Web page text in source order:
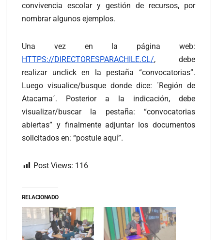
convivencia escolar y gestión de recursos, por
nombrar algunos ejemplos.
Una vez en la página web:
HTTPS://DIRECTORESPARACHILE.CL/, debe
realizar unclick en la pestaña “convocatorias”.
Luego visualice/busque donde dice: ´Región de
Atacama´. Posterior a la indicación, debe
visualizar/buscar la pestaña: “convocatorias
abiertas” y finalmente adjuntar los documentos
solicitados en: “postule aquí”.
Post Views: 116
RELACIONADO